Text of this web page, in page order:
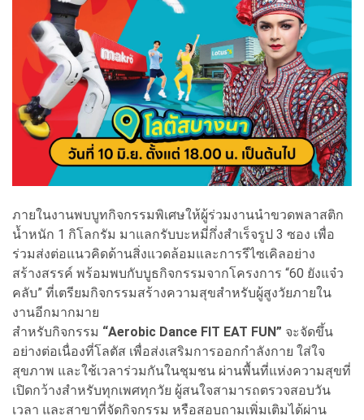
ภายในงานพบบูทกิจกรรมพิเศษให้ผู้ร่วมงานนำขวดพลาสติก
น้ำหนัก 1 กิโลกรัม มาแลกรับบะหมี่กึ่งสำเร็จรูป 3 ซอง เพื่อ
ร่วมส่งต่อแนวคิดด้านสิ่งแวดล้อมและการรีไซเคิลอย่าง
สร้างสรรค์ พร้อมพบกับบูธกิจกรรมจากโครงการ “60 ยังแจ๋ว
คลับ” ที่เตรียมกิจกรรมสร้างความสุขสำหรับผู้สูงวัยภายใน
งานอีกมากมาย
สำหรับกิจกรรม “Aerobic Dance FIT EAT FUN” จะจัดขึ้น
อย่างต่อเนื่องที่โลตัส เพื่อส่งเสริมการออกกำลังกาย ใส่ใจ
สุขภาพ และใช้เวลาร่วมกันในชุมชน ผ่านพื้นที่แห่งความสุขที่
เปิดกว้างสำหรับทุกเพศทุกวัย ผู้สนใจสามารถตรวจสอบวัน
เวลา และสาขาที่จัดกิจกรรม หรือสอบถามเพิ่มเติมได้ผ่าน